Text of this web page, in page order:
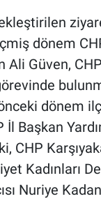
dönem
Ali Güven,
dönem
Başkan
CHP
Kadınları
Nuriye